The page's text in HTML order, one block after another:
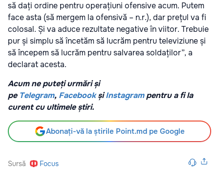
să dați ordine pentru operațiuni ofensive acum. Putem
face asta (să mergem la ofensivă – n.r.), dar prețul va fi
colosal. Și va aduce rezultate negative în viitor. Trebuie
pur și simplu să încetăm să lucrăm pentru televiziune și
să începem să lucrăm pentru salvarea soldaților”, a
declarat acesta.
Acum ne puteți urmări și
pe Telegram, Facebook șiInstagrampentru a fi la
curent cu ultimele știri.
Abonați-vă la știrile Point.md pe Google
Sursă Focus